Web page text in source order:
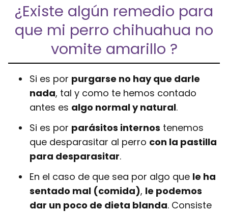
¿Existe algún remedio para
que mi perro chihuahua no
vomite amarillo ?
Si es por purgarse no hay que darle
nada, tal y como te hemos contado
antes es algo normal y natural.
Si es por parásitos internos tenemos
que desparasitar al perro con la pastilla
para desparasitar.
En el caso de que sea por algo que le ha
sentado mal (comida), le podemos
dar un poco de dieta blanda. Consiste